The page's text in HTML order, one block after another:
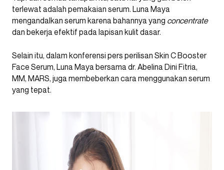
terlewat adalah pemakaian serum. Luna Maya
mengandalkan serum karena bahannya yang concentrate
dan bekerja efektif pada lapisan kulit dasar.
Selain itu, dalam konferensi pers perilisan Skin C Booster
Face Serum, Luna Maya bersama dr. Abelina Dini Fitria,
MM, MARS, juga membeberkan cara menggunakan serum
yang tepat.